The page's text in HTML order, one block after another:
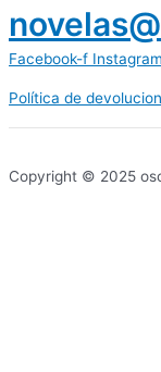
Facebook-f Instagram
Política de
Copyright © 2025